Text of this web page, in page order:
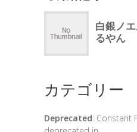
カテゴリー
Deprecated: Constant